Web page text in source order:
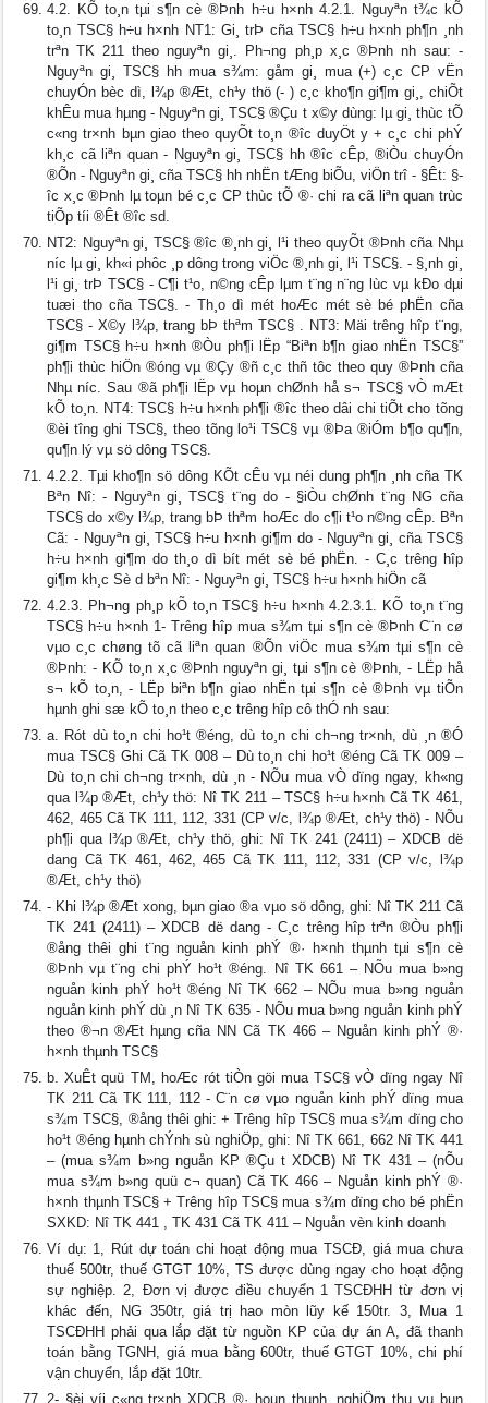
4.2. KÕ to¸n tµi s¶n cè ®Þnh h÷u h×nh 4.2.1. Nguyªn t¾c kÕ
to¸n TSC§ h÷u h×nh NT1: Gi¸ trÞ cña TSC§ h÷u h×nh ph¶n ¸nh
trªn TK 211 theo nguyªn gi¸. Ph­¬ng ph¸p x¸c ®Þnh nh­ sau: -
Nguyªn gi¸ TSC§ hh mua s¾m: gåm gi¸ mua (+) c¸c CP vËn
chuyÓn bèc dì, l¾p ®Æt, ch¹y thö (- ) c¸c kho¶n gi¶m gi¸, chiÕt
khÊu mua hµng - Nguyªn gi¸ TSC§ ®Çu t­ x©y dùng: lµ gi¸ thùc tÕ
c«ng tr×nh bµn giao theo quyÕt to¸n ®­îc duyÖt y + c¸c chi phÝ
kh¸c cã liªn quan - Nguyªn gi¸ TSC§ hh ®­îc cÊp, ®iÒu chuyÓn
®Õn - Nguyªn gi¸ cña TSC§ hh nhËn tÆng biÕu, viÖn trî - §Êt: §­
îc x¸c ®Þnh lµ toµn bé c¸c CP thùc tÕ ®· chi ra cã liªn quan trùc
tiÕp tíi ®Êt ®­îc sd.
NT2: Nguyªn gi¸ TSC§ ®­îc ®¸nh gi¸ l¹i theo quyÕt ®Þnh cña Nhµ
n­íc lµ gi¸ kh«i phôc ¸p dông trong viÖc ®¸nh gi¸ l¹i TSC§. - §¸nh gi¸
l¹i gi¸ trÞ TSC§ - C¶i t¹o, n©ng cÊp lµm t¨ng n¨ng lùc vµ kÐo dµi
tuæi tho cña TSC§. - Th¸o dì mét hoÆc mét sè bé phËn cña
TSC§ - X©y l¾p, trang bÞ thªm TSC§ . NT3: Mäi tr­êng hîp t¨ng,
gi¶m TSC§ h÷u h×nh ®Òu ph¶i lËp “Biªn b¶n giao nhËn TSC§”
ph¶i thùc hiÖn ®óng vµ ®Çy ®ñ c¸c thñ tôc theo quy ®Þnh cña
Nhµ n­íc. Sau ®ã ph¶i lËp vµ hoµn chØnh hå s¬ TSC§ vÒ mÆt
kÕ to¸n. NT4: TSC§ h÷u h×nh ph¶i ®­îc theo dâi chi tiÕt cho tõng
®èi t­îng ghi TSC§, theo tõng lo¹i TSC§ vµ ®Þa ®iÓm b¶o qu¶n,
qu¶n lý vµ sö dông TSC§.
4.2.2. Tµi kho¶n sö dông KÕt cÊu vµ néi dung ph¶n ¸nh cña TK
Bªn Nî: - Nguyªn gi¸ TSC§ t¨ng do - §iÒu chØnh t¨ng NG cña
TSC§ do x©y l¾p, trang bÞ thªm hoÆc do c¶i t¹o n©ng cÊp. Bªn
Cã: - Nguyªn gi¸ TSC§ h÷u h×nh gi¶m do - Nguyªn gi¸ cña TSC§
h÷u h×nh gi¶m do th¸o dì bít mét sè bé phËn. - C¸c tr­êng hîp
gi¶m kh¸c Sè d­ bªn Nî: - Nguyªn gi¸ TSC§ h÷u h×nh hiÖn cã
4.2.3. Ph­¬ng ph¸p kÕ to¸n TSC§ h÷u h×nh 4.2.3.1. KÕ to¸n t¨ng
TSC§ h÷u h×nh 1- Tr­êng hîp mua s¾m tµi s¶n cè ®Þnh C¨n cø
vµo c¸c chøng tõ cã liªn quan ®Õn viÖc mua s¾m tµi s¶n cè
®Þnh: - KÕ to¸n x¸c ®Þnh nguyªn gi¸ tµi s¶n cè ®Þnh, - LËp hå
s¬ kÕ to¸n, - LËp biªn b¶n giao nhËn tµi s¶n cè ®Þnh vµ tiÕn
hµnh ghi sæ kÕ to¸n theo c¸c tr­êng hîp cô thÓ nh­ sau:
a. Rót dù to¸n chi ho¹t ®éng, dù to¸n chi ch­¬ng tr×nh, dù ¸n ®Ó
mua TSC§ Ghi Cã TK 008 – Dù to¸n chi ho¹t ®éng Cã TK 009 –
Dù to¸n chi ch­¬ng tr×nh, dù ¸n - NÕu mua vÒ dïng ngay, kh«ng
qua l¾p ®Æt, ch¹y thö: Nî TK 211 – TSC§ h÷u h×nh Cã TK 461,
462, 465 Cã TK 111, 112, 331 (CP v/c, l¾p ®Æt, ch¹y thö) - NÕu
ph¶i qua l¾p ®Æt, ch¹y thö, ghi: Nî TK 241 (2411) – XDCB dë
dang Cã TK 461, 462, 465 Cã TK 111, 112, 331 (CP v/c, l¾p
®Æt, ch¹y thö)
- Khi l¾p ®Æt xong, bµn giao ®­a vµo sö dông, ghi: Nî TK 211 Cã
TK 241 (2411) – XDCB dë dang - C¸c tr­êng hîp trªn ®Òu ph¶i
®ång thêi ghi t¨ng nguån kinh phÝ ®· h×nh thµnh tµi s¶n cè
®Þnh vµ t¨ng chi phÝ ho¹t ®éng. Nî TK 661 – NÕu mua b»ng
nguån kinh phÝ ho¹t ®éng Nî TK 662 – NÕu mua b»ng nguån
nguån kinh phÝ dù ¸n Nî TK 635 - NÕu mua b»ng nguån kinh phÝ
theo ®¬n ®Æt hµng cña NN Cã TK 466 – Nguån kinh phÝ ®·
h×nh thµnh TSC§
b. XuÊt quü TM, hoÆc rót tiÒn göi mua TSC§ vÒ dïng ngay Nî
TK 211 Cã TK 111, 112 - C¨n cø vµo nguån kinh phÝ dïng mua
s¾m TSC§, ®ång thêi ghi: + Tr­êng hîp TSC§ mua s¾m dïng cho
ho¹t ®éng hµnh chÝnh sù nghiÖp, ghi: Nî TK 661, 662 Nî TK 441
– (mua s¾m b»ng nguån KP ®Çu t­ XDCB) Nî TK 431 – (nÕu
mua s¾m b»ng quü c¬ quan) Cã TK 466 – Nguån kinh phÝ ®·
h×nh thµnh TSC§ + Tr­êng hîp TSC§ mua s¾m dïng cho bé phËn
SXKD: Nî TK 441 , TK 431 Cã TK 411 – Nguån vèn kinh doanh
Ví dụ: 1, Rút dự toán chi hoạt động mua TSCĐ, giá mua chưa
thuế 500tr, thuế GTGT 10%, TS được dùng ngay cho hoạt động
sự nghiệp. 2, Đơn vị được điều chuyển 1 TSCĐHH từ đơn vị
khác đến, NG 350tr, giá trị hao mòn lũy kế 150tr. 3, Mua 1
TSCĐHH phải qua lắp đặt từ nguồn KP của dự án A, đã thanh
toán bằng TGNH, giá mua bằng 600tr, thuế GTGT 10%, chi phí
vận chuyển, lắp đặt 10tr.
2- §èi víi c«ng tr×nh XDCB ®· hoµn thµnh, nghiÖm thu vµ bµn